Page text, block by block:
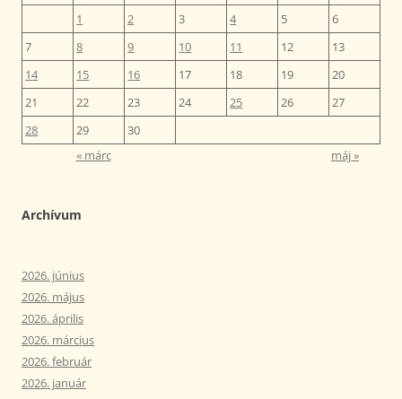
1
2 3 4 5
6
7
8 9 10 11 12
13
14
15 16 17 18 19
20
21
22 23 24 25 26
27
28
29
30
« márc
máj »
Archívum
2026. június
2026. május
2026. április
2026. március
2026. február
2026. január